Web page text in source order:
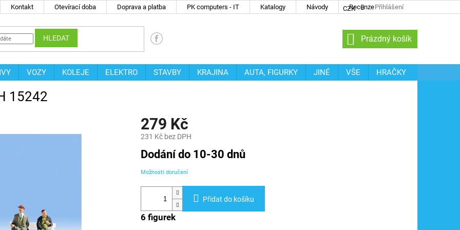
Kontakt Otevírací doba Doprava a platba PK computers - IT Katalogy Návody Recenze
CZK Přihlášení
HLEDAT
NÁKUPNÍ
KOŠÍK
Prázdný košík
VOZY KOLEJE ELEKTRO STAVBY KRAJINA AUTA, FIGURKY JINÉ VŠE
HRAČKY
15242
279 Kč
231 Kč bez DPH
Měrná
cena:
Dodání do 10-30 dnů
Možnosti doručení
Přidat do košíku
6 figurek